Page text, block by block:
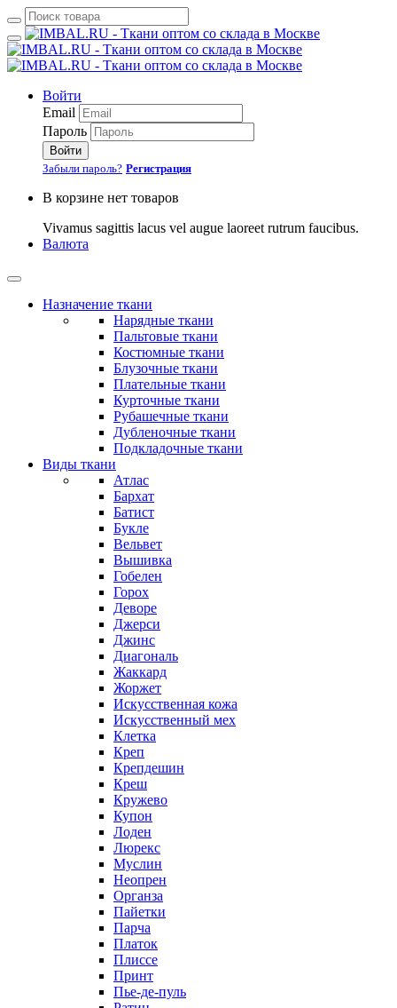
Войти
Email
Пароль
Войти
Забыли пароль? Регистрация
В корзине нет товаров
Vivamus sagittis lacus vel augue laoreet rutrum faucibus.
Валюта
Назначение ткани
Нарядные ткани
Пальтовые ткани
Костюмные ткани
Блузочные ткани
Плательные ткани
Курточные ткани
Рубашечные ткани
Дубленочные ткани
Подкладочные ткани
Виды ткани
Атлас
Бархат
Батист
Букле
Вельвет
Вышивка
Гобелен
Горох
Деворе
Джерси
Джинс
Диагональ
Жаккард
Жоржет
Искусственная кожа
Искусственный мех
Клетка
Креп
Крепдешин
Креш
Кружево
Купон
Лоден
Люрекс
Муслин
Неопрен
Органза
Пайетки
Парча
Платок
Плиссе
Принт
Пье-де-пуль